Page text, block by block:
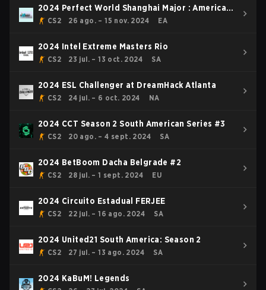
2024 Perfect World Shanghai Major : American
RMR
CS2 26 ago. – 15 nov. 2024 EA
2024 Intel Extreme Masters Rio
CS2 23 jul. – 13 oct. 2024 SA
2024 ESL Challenger at DreamHack Atlanta
CS2 24 jul. – 6 oct. 2024 NA
2024 CCT Season 2 South American Series #3
CS2 20 ago. – 4 sept. 2024 SA
2024 BetBoom Dacha Belgrade #2
CS2 28 jul. – 1 sept. 2024 EU
2024 Circuito Estadual FERJEE
CS2 22 jul. – 16 ago. 2024 SA
2024 United21 South America: Season 2
CS2 27 jul. – 13 ago. 2024 SA
2024 KaBuM! Legends